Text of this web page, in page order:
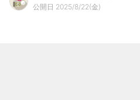
公開日 2025/8/22(金)